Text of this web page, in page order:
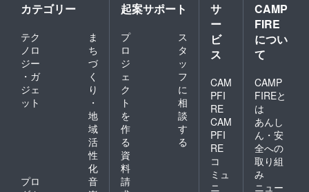
カテゴリー
テク
ノロ
ジー
・ガ
ジェ
ット
ま
ち
づ
く
り
・
地
域
活
性
化
プロ
音
起案サポート
プ
ロ
ジ
ェ
ク
ト
を
作
る
ス
タ
ッ
フ
に
相
談
す
る
資
料
請
サ
ー
ビ
ス
CAM
PFI
RE
CAM
PFI
RE
コ
ミュ
ニ
CAMP
FIRE
につい
て
CAMP
FIREと
は
あんし
ん・安
全への
取り組
み
ニュー